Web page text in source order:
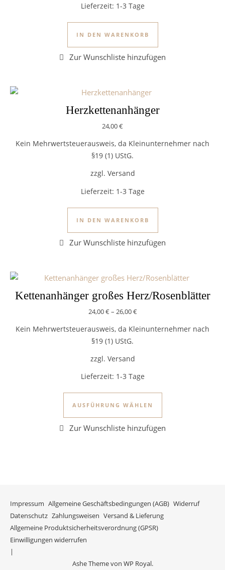
Lieferzeit: 1-3 Tage
IN DEN WARENKORB
Herzkettenanhänger
24,00€
Kein Mehrwertsteuerausweis, da Kleinunternehmer nach
§19 (1) UStG.
zzgl. Versand
Lieferzeit: 1-3 Tage
IN DEN WARENKORB
Kettenanhänger großes Herz/Rosenblätter
24,00€– 26,00€
Kein Mehrwertsteuerausweis, da Kleinunternehmer nach
§19 (1) UStG.
zzgl. Versand
Lieferzeit: 1-3 Tage
AUSFÜHRUNG WÄHLEN
Dieses Produkt
Impressum Allgemeine Geschäftsbedingungen (AGB) Widerruf
Datenschutz Zahlungsweisen Versand & Lieferung
Allgemeine Produktsicherheitsverordnung (GPSR)
Einwilligungen widerrufen
Ashe Theme von WP Royal.